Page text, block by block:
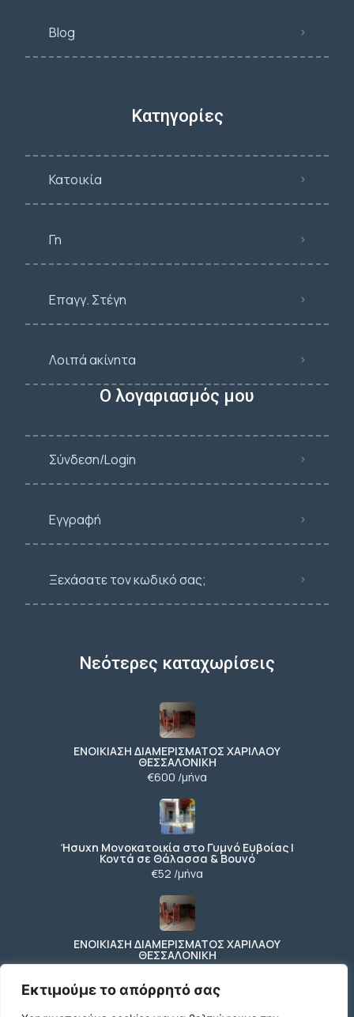
Εκτιμούμε το απόρρητό σας
Blog
Κατηγορίες
Κατοικία
Γη
Επαγγ. Στέγη
Λοιπά ακίνητα
Ο λογαριασμός μου
Σύνδεση/Login
Εγγραφή
Ξεχάσατε τον κωδικό σας;
Νεότερες καταχωρίσεις
ΕΝΟΙΚΙΑΣΗ ΔΙΑΜΕΡΙΣΜΑΤΟΣ ΧΑΡΙΛΑΟΥ
ΘΕΣΣΑΛΟΝΙΚΗ
€600 /μήνα
Ήσυχη Μονοκατοικία στο Γυμνό Ευβοίας |
Κοντά σε Θάλασσα & Βουνό
€52 /μήνα
ΕΝΟΙΚΙΑΣΗ ΔΙΑΜΕΡΙΣΜΑΤΟΣ ΧΑΡΙΛΑΟΥ
ΘΕΣΣΑΛΟΝΙΚΗ